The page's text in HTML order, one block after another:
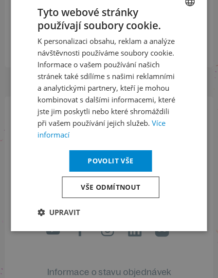
Přihlaste se k našemu newsletteru
a buďte jako první v obraze
ODEBÍRAT NEWSLETTER
LinkedInflickr
Informace o stavu objednávek
ENGLISH
Tyto webové stránky
používají soubory cookie.
K personalizaci obsahu, reklam a analýze
návštěvnosti používáme soubory cookie.
Informace o vašem používání našich
stránek také sdílíme s našimi reklamními
a analytickými partnery, kteří je mohou
kombinovat s dalšími informacemi, které
jste jim poskytli nebo které shromáždili
při vašem používání jejich služeb. Více
informací
POVOLIT VŠE
VŠE ODMÍTNOUT
UPRAVIT